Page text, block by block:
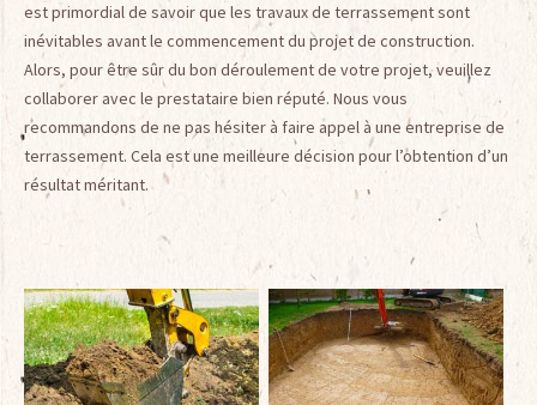
est primordial de savoir que les travaux de terrassement sont
inévitables avant le commencement du projet de construction.
Alors, pour être sûr du bon déroulement de votre projet, veuillez
collaborer avec le prestataire bien réputé. Nous vous
recommandons de ne pas hésiter à faire appel à une entreprise de
terrassement. Cela est une meilleure décision pour l’obtention d’un
résultat méritant.